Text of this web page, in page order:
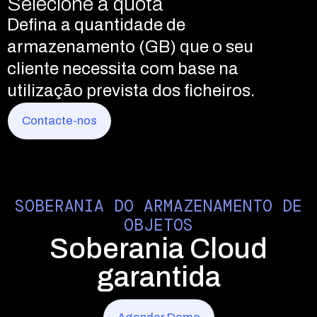
Defina a quantidade de
armazenamento (GB) que o seu
cliente necessita com base na
utilização prevista dos ficheiros.
Contacte-nos
Gira funções e permissões de
utilizador
Conceda ou restrinja o acesso a
utilizadores e dados com base em
funções e permissões atribuídas.
Contacte-nos
carregar ficheiros
Ligue aplicações ao seu bucket e
carregue ficheiros utilizando
qualquer integração compatível
com S3.
Contacte-nos
SOBERANIA DO ARMAZENAMENTO DE
OBJETOS
Soberania Cloud
garantida